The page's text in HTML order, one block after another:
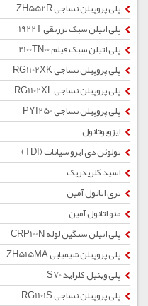
پلی پروپیلن نساجی ZH552R
پلی اتیلن سبک تزریقی 1922T
پلی اتیلن سبک فیلم 2100TN00
پلی پروپیلن نساجی RG1102XK
پلی پروپیلن نساجی RG1102XL
پلی پروپیلن نساجی PYI250
ایزوبوتانول
تولوئن دی ایزو سیانات (TDI)
اسید کلریدریک
تری اتانول آمین
منو اتانول آمین
پلی اتیلن سنگین لوله CRP100N
پلی پروپیلن شیمیایی ZH515MA
پلی وینیل کلراید S70
پلی پروپیلن نساجی RG1101S